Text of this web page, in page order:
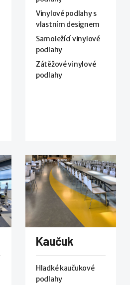
Vinylové podlahy s
vlastním designem
Samoležící vinylové
podlahy
Zátěžové vinylové
podlahy
Kaučuk
Hladké kaučukové
podlahy